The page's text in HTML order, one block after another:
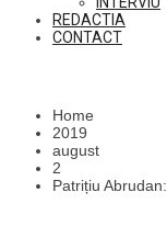
REDACTIA
CONTACT
Home
2019
august
2
Patrițiu